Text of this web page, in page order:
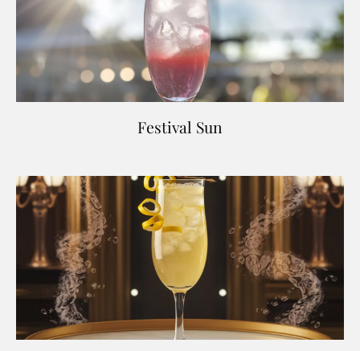
Festival Sun